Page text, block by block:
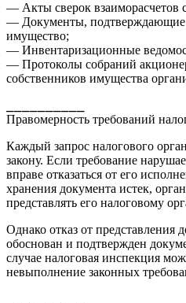
— Акты сверок взаиморасчетов
— Документы, подтверждающие
имущество;
— Инвентаризационные
— Протоколы собраний
собственников имущества
Правомерность требований
Каждый запрос налогового
закону. Если требование
вправе отказаться от его
хранения документа истек,
представлять его налоговому
Однако отказ от представления
обоснован и подтвержден
случае налоговая инспекция
невыполнение законных